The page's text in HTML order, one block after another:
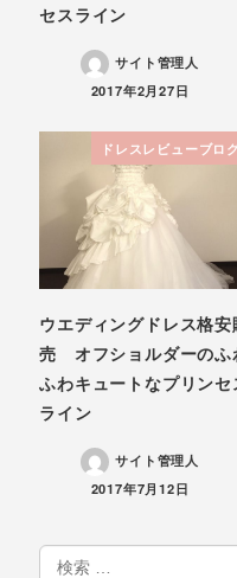
セスライン
サイト管理人
投稿日
2017年2月27日
ドレスレビューブロ
ウエディングドレス格安
売 オフショルダーのふ
ふわキュートなプリンセ
ライン
サイト管理人
投稿日
2017年7月12日
検